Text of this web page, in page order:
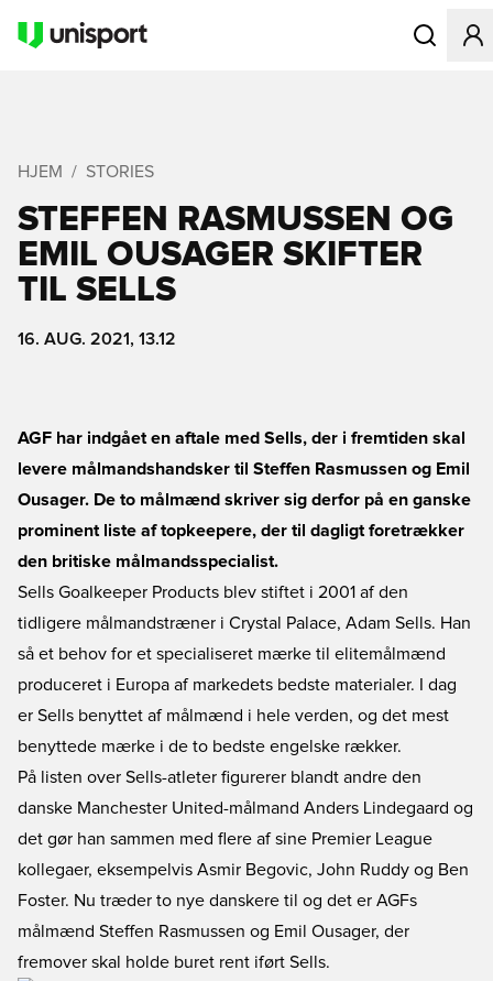
Åbner en
HJEM STORIES
STEFFEN RASMUSSEN OG
EMIL OUSAGER SKIFTER
TIL SELLS
16. AUG. 2021, 13.12
AGF har indgået en aftale med Sells, der i fremtiden skal
levere målmandshandsker til Steffen Rasmussen og Emil
Ousager. De to målmænd skriver sig derfor på en ganske
prominent liste af topkeepere, der til dagligt foretrækker
den britiske målmandsspecialist.
Sells Goalkeeper Products blev stiftet i 2001 af den
tidligere målmandstræner i Crystal Palace, Adam Sells. Han
så et behov for et specialiseret mærke til elitemålmænd
produceret i Europa af markedets bedste materialer. I dag
er Sells benyttet af målmænd i hele verden, og det mest
benyttede mærke i de to bedste engelske rækker.
På listen over Sells-atleter figurerer blandt andre den
danske Manchester United-målmand Anders Lindegaard og
det gør han sammen med flere af sine Premier League
kollegaer, eksempelvis Asmir Begovic, John Ruddy og Ben
Foster. Nu træder to nye danskere til og det er AGFs
målmænd Steffen Rasmussen og Emil Ousager, der
fremover skal holde buret rent iført Sells.